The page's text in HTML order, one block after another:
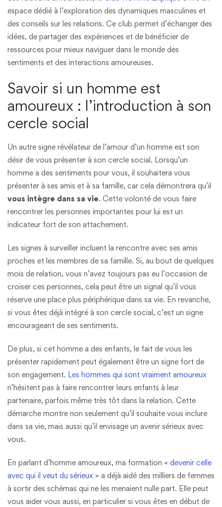
espace dédié à l’exploration des dynamiques masculines et
des conseils sur les relations. Ce club permet d’échanger des
idées, de partager des expériences et de bénéficier de
ressources pour mieux naviguer dans le monde des
sentiments et des interactions amoureuses.
Savoir si un homme est
amoureux : l’introduction à son
cercle social
Un autre signe révélateur de l’amour d’un homme est son
désir de vous présenter à son cercle social. Lorsqu’un
homme a des sentiments pour vous, il souhaitera vous
présenter à ses amis et à sa famille, car cela démontrera qu’il
vous intègre dans sa vie. Cette volonté de vous faire
rencontrer les personnes importantes pour lui est un
indicateur fort de son attachement.
Les signes à surveiller incluent la rencontre avec ses amis
proches et les membres de sa famille. Si, au bout de quelques
mois de relation, vous n’avez toujours pas eu l’occasion de
croiser ces personnes, cela peut être un signal qu’il vous
réserve une place plus périphérique dans sa vie. En revanche,
si vous êtes déjà intégré à son cercle social, c’est un signe
encourageant de ses sentiments.
De plus, si cet homme a des enfants, le fait de vous les
présenter rapidement peut également être un signe fort de
son engagement. Les hommes qui sont vraiment amoureux
n’hésitent pas à faire rencontrer leurs enfants à leur
partenaire, parfois même très tôt dans la relation. Cette
démarche montre non seulement qu’il souhaite vous inclure
dans sa vie, mais aussi qu’il envisage un avenir sérieux avec
vous.
En parlant d’homme amoureux, ma formation « devenir celle
avec qui il veut du sérieux » a déjà aidé des milliers de femmes
à sortir des schémas qui ne les menaient nulle part. Elle peut
vous aider vous aussi, en particulier si vous êtes en début de